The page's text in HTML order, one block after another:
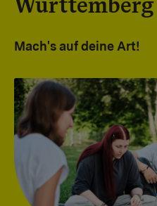
Mach's auf deine Art!